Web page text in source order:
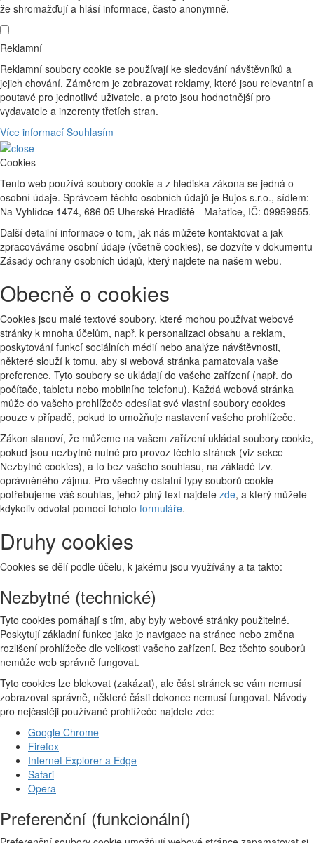
že shromažďují a hlásí informace, často anonymně.
Reklamní
Reklamní soubory cookie se používají ke sledování návštěvníků a
jejich chování. Záměrem je zobrazovat reklamy, které jsou relevantní a
poutavé pro jednotlivé uživatele, a proto jsou hodnotnější pro
vydavatele a inzerenty třetích stran.
Více informací Souhlasím
Cookies
Tento web používá soubory cookie a z hlediska zákona se jedná o
osobní údaje. Správcem těchto osobních údajů je Bujos s.r.o., sídlem:
Na Vyhlídce 1474, 686 05 Uherské Hradiště - Mařatice, IČ: 09959955.
Další detailní informace o tom, jak nás můžete kontaktovat a jak
zpracováváme osobní údaje (včetně cookies), se dozvíte v dokumentu
Zásady ochrany osobních údajů, který najdete na našem webu.
Obecně o cookies
Cookies jsou malé textové soubory, které mohou používat webové
stránky k mnoha účelům, např. k personalizaci obsahu a reklam,
poskytování funkcí sociálních médií nebo analýze návštěvnosti,
některé slouží k tomu, aby si webová stránka pamatovala vaše
preference. Tyto soubory se ukládají do vašeho zařízení (např. do
počítače, tabletu nebo mobilního telefonu). Každá webová stránka
může do vašeho prohlížeče odesílat své vlastní soubory cookies
pouze v případě, pokud to umožňuje nastavení vašeho prohlížeče.
Zákon stanoví, že můžeme na vašem zařízení ukládat soubory cookie,
pokud jsou nezbytně nutné pro provoz těchto stránek (viz sekce
Nezbytné cookies), a to bez vašeho souhlasu, na základě tzv.
oprávněného zájmu. Pro všechny ostatní typy souborů cookie
potřebujeme váš souhlas, jehož plný text najdete zde, a který můžete
kdykoliv odvolat pomocí tohoto formuláře.
Druhy cookies
Cookies se dělí podle účelu, k jakému jsou využívány a ta takto:
Nezbytné (technické)
Tyto cookies pomáhají s tím, aby byly webové stránky použitelné.
Poskytují základní funkce jako je navigace na stránce nebo změna
rozlišení prohlížeče dle velikosti vašeho zařízení. Bez těchto souborů
nemůže web správně fungovat.
Tyto cookies lze blokovat (zakázat), ale část stránek se vám nemusí
zobrazovat správně, některé části dokonce nemusí fungovat. Návody
pro nejčastěji používané prohlížeče najdete zde:
Google Chrome
Firefox
Internet Explorer a Edge
Safari
Opera
Preferenční (funkcionální)